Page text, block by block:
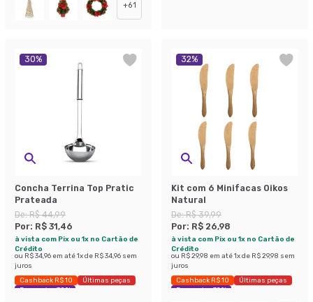
+61
30%
Concha Terrina Top Pratic
Prateada
De:R$ 44,99
Por: R$ 31,46
à vista com Pix ou 1x no Cartão de
Crédito
ou R$ 34,96 em até1x de R$ 34,96 sem
juros
Cashback R$ 10
Últimas peças
Economize 30%
32%
Kit com 6 Minifacas Oikos
Natural
De:R$ 39,99
Por: R$ 26,98
à vista com Pix ou 1x no Cartão de
Crédito
ou R$ 29,98 em até1x de R$ 29,98 sem
juros
Cashback R$ 10
Últimas peças
Economize 32%